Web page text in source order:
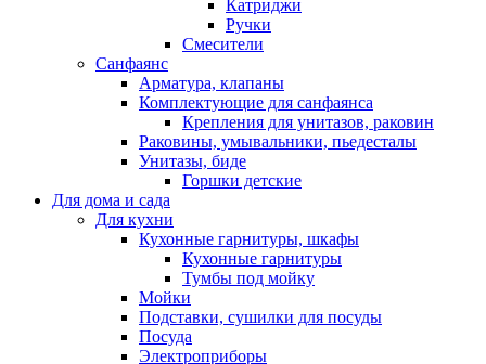
Катриджи
Ручки
Смесители
Санфаянс
Арматура, клапаны
Комплектующие для санфаянса
Крепления для унитазов, раковин
Раковины, умывальники, пьедесталы
Унитазы, биде
Горшки детские
Для дома и сада
Для кухни
Кухонные гарнитуры, шкафы
Кухонные гарнитуры
Тумбы под мойку
Мойки
Подставки, сушилки для посуды
Посуда
Электроприборы